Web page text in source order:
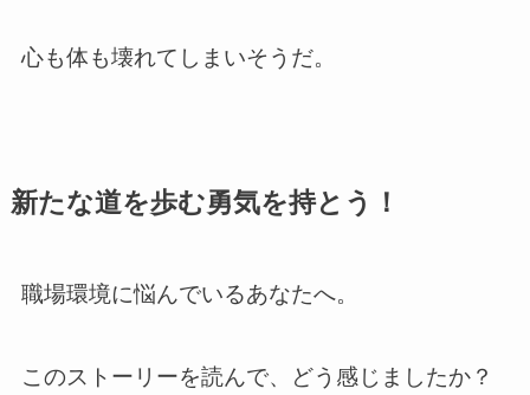
心も体も壊れてしまいそうだ。
新たな道を歩む勇気を持とう！
職場環境に悩んでいるあなたへ。
このストーリーを読んで、どう感じましたか？